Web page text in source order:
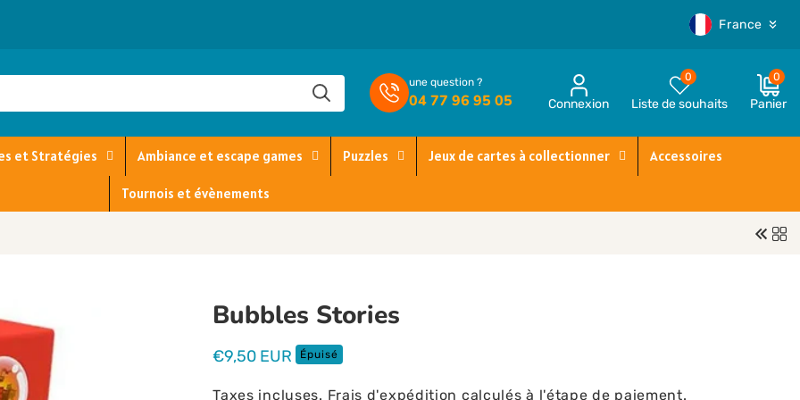
P
y
s
r
g
France
une question ?
04 77 96 95 05
Compte
Connexion
0
Liste de souhaits
0
0 article
Panier
EUR
et Stratégies Ambiance et escape games Puzzles Jeux de cartes à collectionner Accessoires
Tournois et évènements
Bubbles Stories
Prix
€9,50 EUR Épuisé
Taxes incluses. Frais d'expédition calculés à l'étape de paiement.